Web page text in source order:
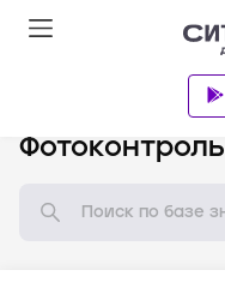
Фотоконтроль